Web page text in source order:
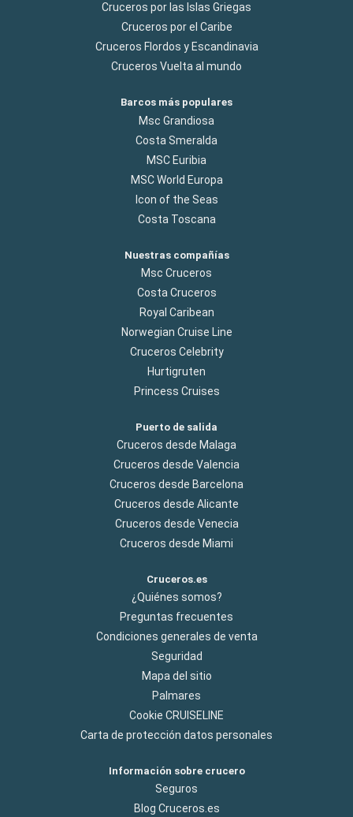
Cruceros por las Islas Griegas
Cruceros por el Caribe
Cruceros Flordos y Escandinavia
Cruceros Vuelta al mundo
Barcos más populares
Msc Grandiosa
Costa Smeralda
MSC Euribia
MSC World Europa
Icon of the Seas
Costa Toscana
Nuestras compañías
Msc Cruceros
Costa Cruceros
Royal Caribean
Norwegian Cruise Line
Cruceros Celebrity
Hurtigruten
Princess Cruises
Puerto de salida
Cruceros desde Malaga
Cruceros desde Valencia
Cruceros desde Barcelona
Cruceros desde Alicante
Cruceros desde Venecia
Cruceros desde Miami
Cruceros.es
¿Quiénes somos?
Preguntas frecuentes
Condiciones generales de venta
Seguridad
Mapa del sitio
Palmares
Cookie CRUISELINE
Carta de protección datos personales
Información sobre crucero
Seguros
Blog Cruceros.es